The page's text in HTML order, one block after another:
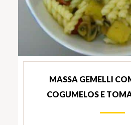
MASSA GEMELLI
COGUMELOS E